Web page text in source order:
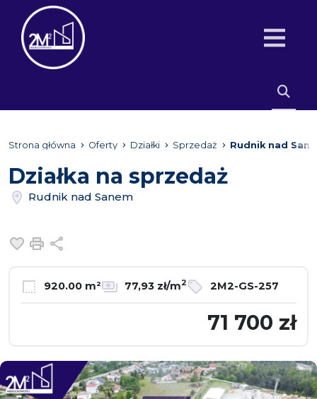
Strona główna Oferty Działki Sprzedaż Rudnik nad
Działka na sprzedaż
Rudnik nad Sanem
Dodaj do ulubionych
Drukuj
920.00 m² 77,93 zł/m2 2M2-GS-257
71 700 zł